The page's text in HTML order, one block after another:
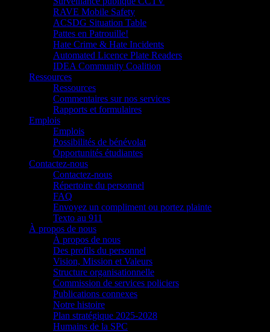
RAVE Mobile Safety
ACSDG Situation Table
Pattes en Patrouille!
Hate Crime & Hate Incidents
Automated Licence Plate Readers
IDEA Community Coalition
Ressources
Ressources
Commentaires sur nos services
Rapports et formulaires
Emplois
Emplois
Possibilités de bénévolat
Opportunités étudiantes
Contactez-nous
Contactez-nous
Répertoire du personnel
FAQ
Envoyez un compliment ou portez plainte
Texto au 911
À propos de nous
À propos de nous
Des profils du personnel
Vision, Mission et Valeurs
Structure organisationnelle
Commission de services policiers
Publications connexes
Notre histoire
Plan stratégique 2025-2028
Humains de la SPC